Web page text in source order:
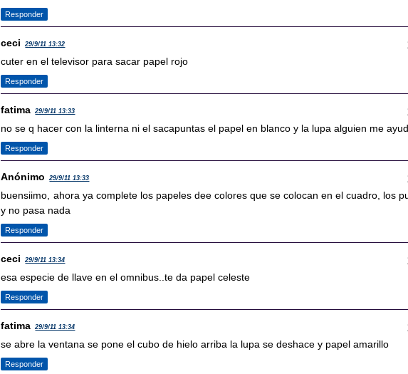
Responder
ceci 29/9/11 13:32
cuter en el televisor para sacar papel rojo
Responder
fatima 29/9/11 13:33
no se q hacer con la linterna ni el sacapuntas el papel en blanco y la lupa alguien me
Responder
Anónimo 29/9/11 13:33
buensiimo, ahora ya complete los papeles dee colores que se colocan en el cuadro, los
y no pasa nada
Responder
ceci 29/9/11 13:34
esa especie de llave en el omnibus..te da papel celeste
Responder
fatima 29/9/11 13:34
se abre la ventana se pone el cubo de hielo arriba la lupa se deshace y papel amarillo
Responder